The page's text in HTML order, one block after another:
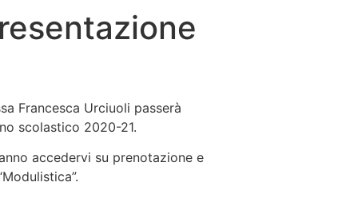
Francesca Urciuoli passerà
scolastico 2020-21.
accedervi su prenotazione e